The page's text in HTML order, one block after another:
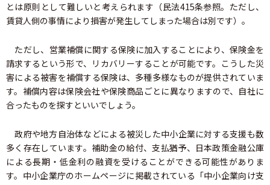
とは原則として難しいと考えられます（民法415条参照。ただし、
賃貸人側の事情により損害が発生してしまった場合は別です）。
ただし、営業補償に関する保険に加入することにより、保険金を
請求するという形で、リカバリーすることが可能です。こうした災
害による被害を補償する保険は、多種多様なものが提供されていま
す。補償内容は保険会社や保険商品ごとに異なりますので、自社に
合ったものを探すといいでしょう。
政府や地方自治体などによる被災した中小企業に対する支援も数
多く存在しています。補助金の給付、支払猶予、日本政策金融公庫
による長期・低金利の融資を受けることができる可能性がありま
す。中小企業庁のホームページに掲載されている「中小企業向け支